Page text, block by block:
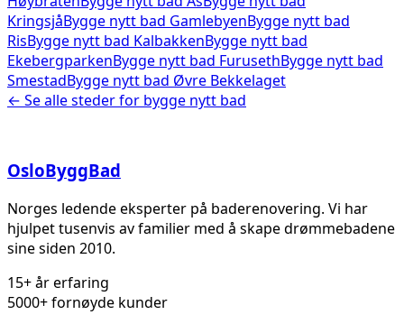
KringsjåBygge nytt bad GamlebyenBygge nytt bad
RisBygge nytt bad KalbakkenBygge nytt bad
EkebergparkenBygge nytt bad FurusethBygge nytt bad
SmestadBygge nytt bad Øvre Bekkelaget
← Se alle steder for bygge nytt bad
OsloByggBad
Norges ledende eksperter på baderenovering. Vi har
hjulpet tusenvis av familier med å skape drømmebadene
sine siden 2010.
15+ år erfaring
5000+ fornøyde kunder